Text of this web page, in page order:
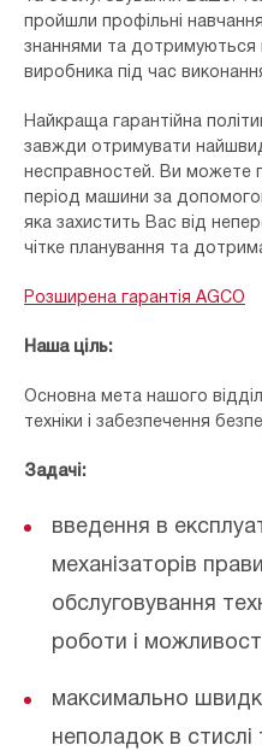
пройшли профільні
знаннями та дотримуються
виробника під час
Найкраща гарантійна
завжди отримувати
несправностей. Ви можете
період машини за
яка захистить Вас від
чітке планування та
Розширена гарантія AGCO
Наша ціль:
Основна мета нашого
техніки і забезпечення
Задачі:
введення в
механізаторів
обслуговування
роботи і
максимально
неполадок в стислі